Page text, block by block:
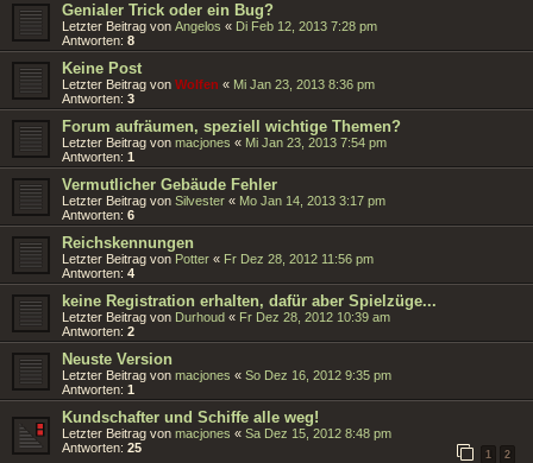
Genialer Trick oder ein Bug?
Letzter Beitrag von Angelos « Di Feb 12, 2013 7:28 pm
Antworten: 8
Keine Post
Letzter Beitrag von Wolfen « Mi Jan 23, 2013 8:36 pm
Antworten: 3
Forum aufräumen, speziell wichtige Themen?
Letzter Beitrag von macjones « Mi Jan 23, 2013 7:54 pm
Antworten: 1
Vermutlicher Gebäude Fehler
Letzter Beitrag von Silvester « Mo Jan 14, 2013 3:17 pm
Antworten: 6
Reichskennungen
Letzter Beitrag von Potter « Fr Dez 28, 2012 11:56 pm
Antworten: 4
keine Registration erhalten, dafür aber Spielzüge...
Letzter Beitrag von Durhoud « Fr Dez 28, 2012 10:39 am
Antworten: 2
Neuste Version
Letzter Beitrag von macjones « So Dez 16, 2012 9:35 pm
Antworten: 1
Kundschafter und Schiffe alle weg!
Letzter Beitrag von macjones « Sa Dez 15, 2012 8:48 pm
Antworten: 25
1 2